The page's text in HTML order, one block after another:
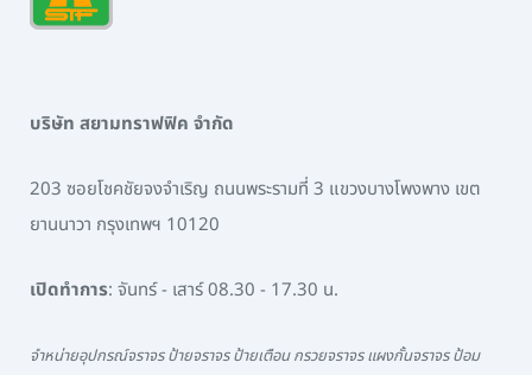
บริษัท สยามทราฟฟิค จำกัด
203 ซอยโชคชัยจงจำเริญ ถนนพระรามที่ 3 แขวงบางโพงพาง เขต
ยานนาวา กรุงเทพฯ 10120
เปิดทำการ: จันทร์ - เสาร์ 08.30 - 17.30 น.
จำหน่ายอุปกรณ์จราจร ป้ายจราจร ป้ายเตือน กรวยจราจร แผงกั้นจราจร ป้อม